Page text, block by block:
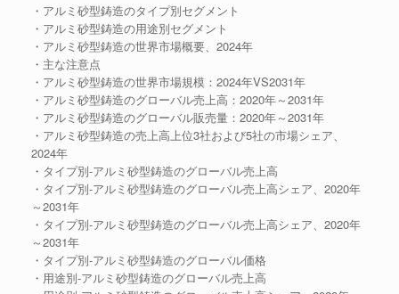
・アルミ砂型鋳造のタイプ別セグメント
・アルミ砂型鋳造の用途別セグメント
・アルミ砂型鋳造の世界市場概要、2024年
・主な注意点
・アルミ砂型鋳造の世界市場規模：2024年VS2031年
・アルミ砂型鋳造のグローバル売上高：2020年～2031年
・アルミ砂型鋳造のグローバル販売量：2020年～2031年
・アルミ砂型鋳造の売上高上位3社および5社の市場シェア、
2024年
・タイプ別-アルミ砂型鋳造のグローバル売上高
・タイプ別-アルミ砂型鋳造のグローバル売上高シェア、2020年
～2031年
・タイプ別-アルミ砂型鋳造のグローバル売上高シェア、2020年
～2031年
・タイプ別-アルミ砂型鋳造のグローバル価格
・用途別-アルミ砂型鋳造のグローバル売上高